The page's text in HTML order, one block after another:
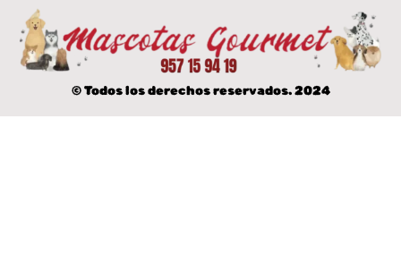
© Todos los derechos reservados. 2024